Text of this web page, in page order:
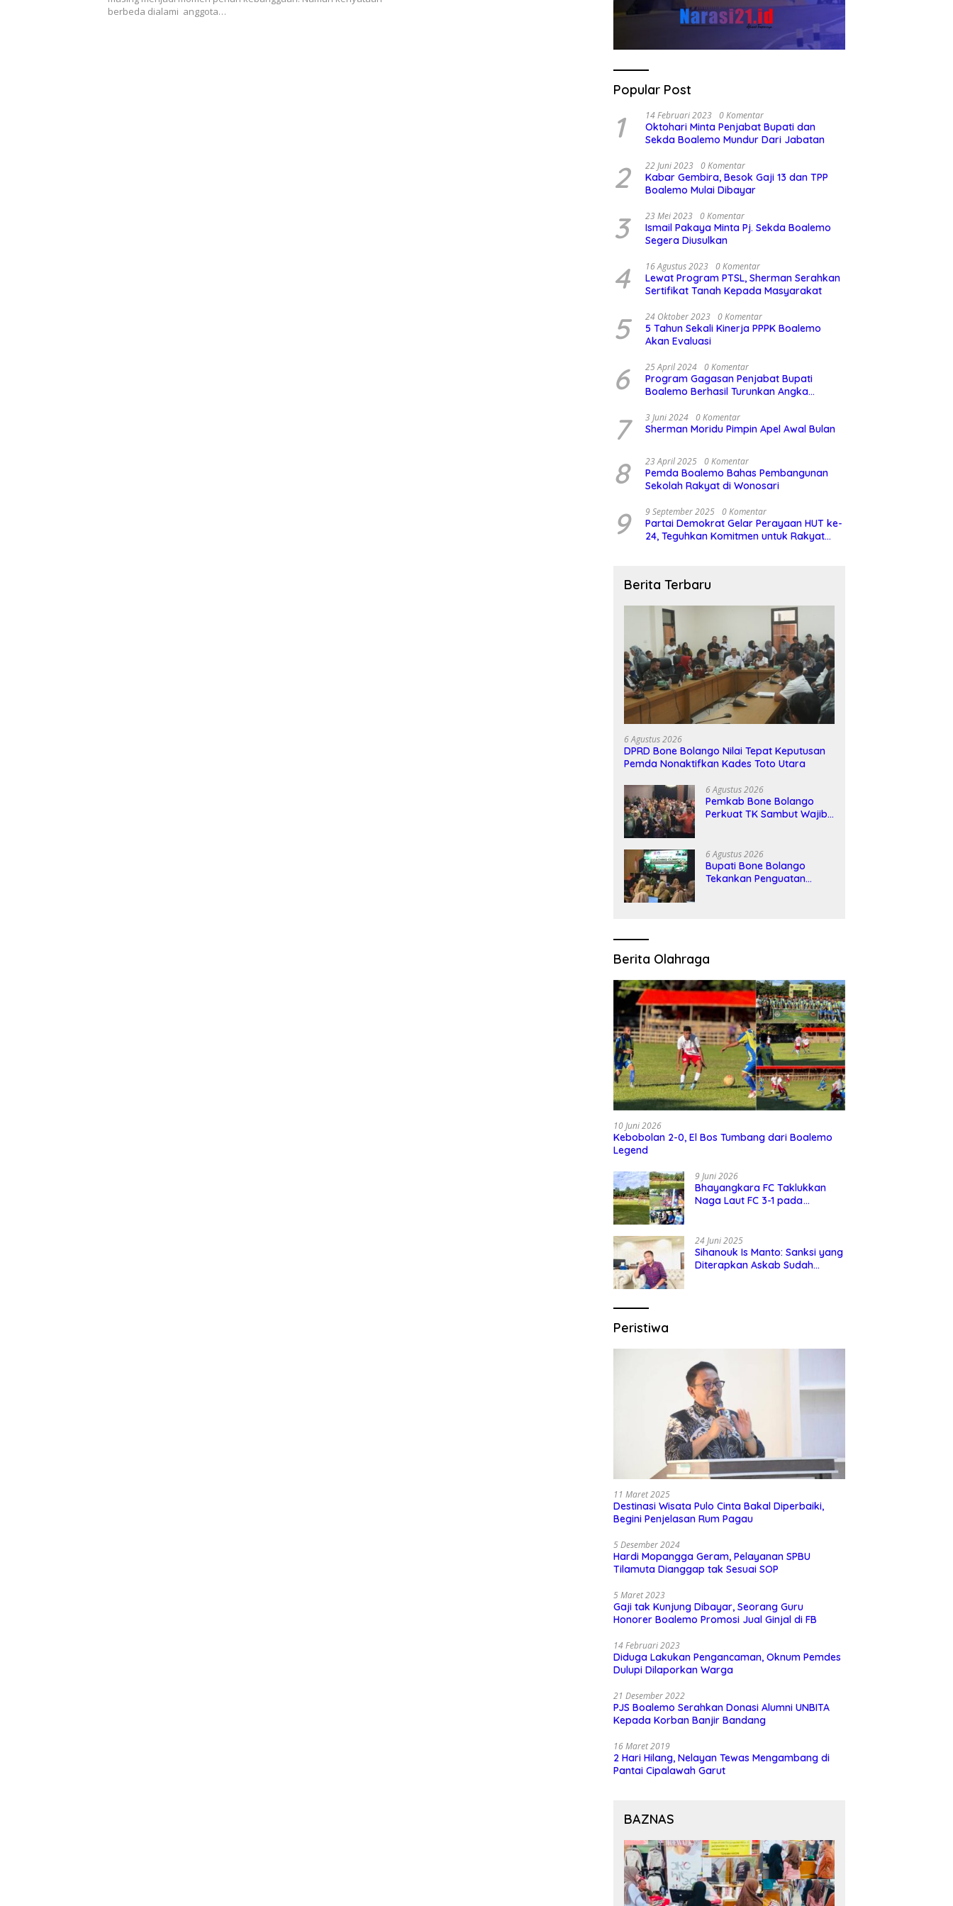
berbeda dialami anggota…
Popular Post
1 14 Februari 2023 0 Komentar
Oktohari Minta Penjabat Bupati dan
Sekda Boalemo Mundur Dari Jabatan
2 22 Juni 2023 0 Komentar
Kabar Gembira, Besok Gaji 13 dan TPP
Boalemo Mulai Dibayar
3 23 Mei 2023 0 Komentar
Ismail Pakaya Minta Pj. Sekda Boalemo
Segera Diusulkan
4 16 Agustus 2023 0 Komentar
Lewat Program PTSL, Sherman Serahkan
Sertifikat Tanah Kepada Masyarakat
5 24 Oktober 2023 0 Komentar
5 Tahun Sekali Kinerja PPPK Boalemo
Akan Evaluasi
6 25 April 2024 0 Komentar
Program Gagasan Penjabat Bupati
Boalemo Berhasil Turunkan Angka
7 3 Juni 2024 0 Komentar
Sherman Moridu Pimpin Apel Awal Bulan
8 23 April 2025 0 Komentar
Pemda Boalemo Bahas Pembangunan
Sekolah Rakyat di Wonosari
9 9 September 2025 0 Komentar
Partai Demokrat Gelar Perayaan HUT ke-
24, Teguhkan Komitmen untuk Rakyat
Berita Terbaru
6 Agustus 2026
DPRD Bone Bolango Nilai Tepat Keputusan
Pemda Nonaktifkan Kades Toto Utara
6 Agustus 2026
Pemkab Bone Bolango
Perkuat TK Sambut Wajib
6 Agustus 2026
Bupati Bone Bolango
Tekankan Penguatan
Berita Olahraga
10 Juni 2026
Kebobolan 2-0, El Bos Tumbang dari Boalemo
Legend
9 Juni 2026
Bhayangkara FC Taklukkan
Naga Laut FC 3-1 pada
24 Juni 2025
Sihanouk Is Manto: Sanksi yang
Diterapkan Askab Sudah
Peristiwa
11 Maret 2025
Destinasi Wisata Pulo Cinta Bakal Diperbaiki,
Begini Penjelasan Rum Pagau
5 Desember 2024
Hardi Mopangga Geram, Pelayanan SPBU
Tilamuta Dianggap tak Sesuai SOP
5 Maret 2023
Gaji tak Kunjung Dibayar, Seorang Guru
Honorer Boalemo Promosi Jual Ginjal di FB
14 Februari 2023
Diduga Lakukan Pengancaman, Oknum Pemdes
Dulupi Dilaporkan Warga
21 Desember 2022
PJS Boalemo Serahkan Donasi Alumni UNBITA
Kepada Korban Banjir Bandang
16 Maret 2019
2 Hari Hilang, Nelayan Tewas Mengambang di
Pantai Cipalawah Garut
BAZNAS